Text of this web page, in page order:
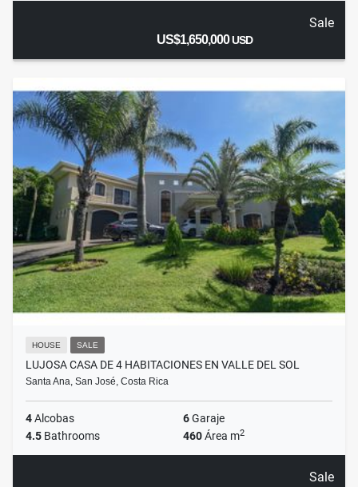
Sale
US$1,650,000USD
HOUSE SALE
LUJOSA CASA DE 4 HABITACIONES EN VALLE DEL SOL
Santa Ana, San José, Costa Rica
4Alcobas 6Garaje
4.5 Bathrooms 460Área m2
Sale